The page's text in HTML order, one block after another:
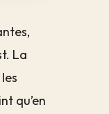
La
qu’en